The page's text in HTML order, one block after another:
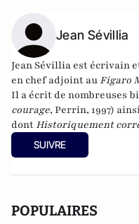
Jean Sévillia
Jean Sévillia est écrivain
en chef adjoint au Figaro
Il a écrit de nombreuses
courage, Perrin, 1997)
dont Historiquement
récemment
SUIVRE
POPULAIRES